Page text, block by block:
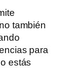
también
para
estás